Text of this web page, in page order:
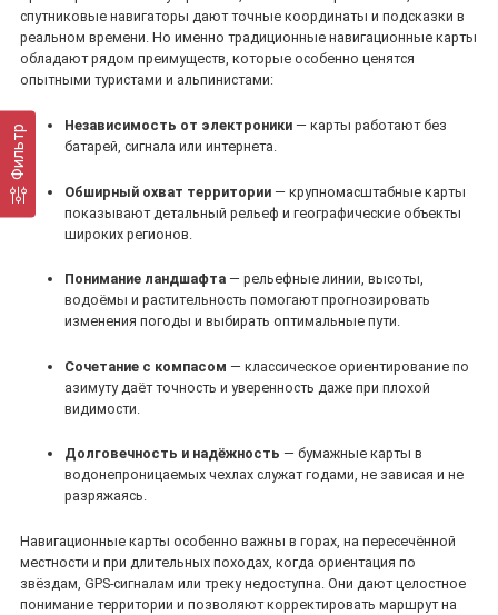
Фильтр
спутниковые навигаторы дают точные координаты и подсказки в
реальном времени. Но именно традиционные навигационные карты
обладают рядом преимуществ, которые особенно ценятся
опытными туристами и альпинистами:
Независимость от электроники — карты работают без
батарей, сигнала или интернета.
Обширный охват территории — крупномасштабные карты
показывают детальный рельеф и географические объекты
широких регионов.
Понимание ландшафта — рельефные линии, высоты,
водоёмы и растительность помогают прогнозировать
изменения погоды и выбирать оптимальные пути.
Сочетание с компасом — классическое ориентирование по
азимуту даёт точность и уверенность даже при плохой
видимости.
Долговечность и надёжность — бумажные карты в
водонепроницаемых чехлах служат годами, не зависая и не
разряжаясь.
Навигационные карты особенно важны в горах, на пересечённой
местности и при длительных походах, когда ориентация по
звёздам, GPS‑сигналам или треку недоступна. Они дают целостное
понимание территории и позволяют корректировать маршрут на